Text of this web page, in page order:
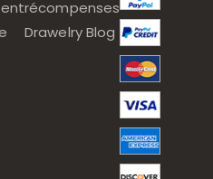
récompenses
Drawelry Blog